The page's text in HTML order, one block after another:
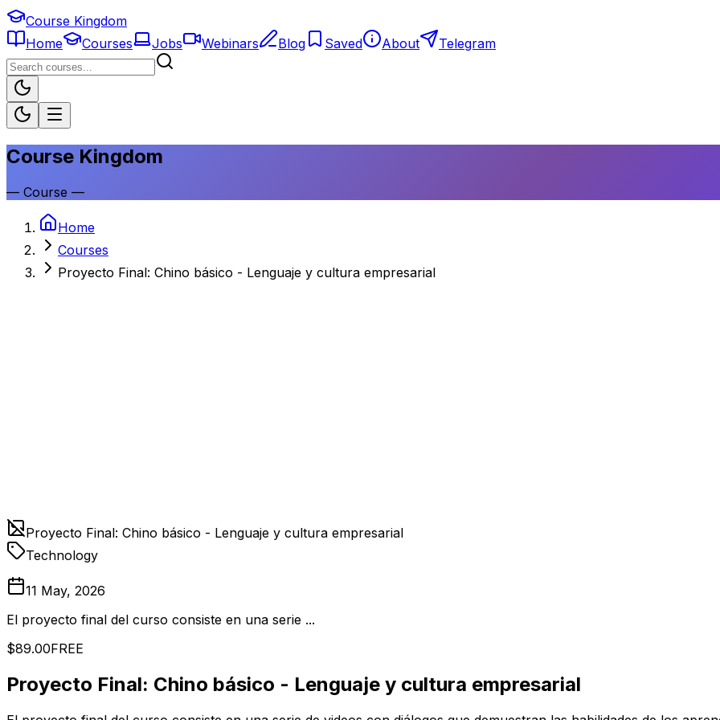
Course Kingdom
Home
Courses Jobs Webinars Blog Saved About Telegram
Course Kingdom
— Course —
Home
Courses
Proyecto Final: Chino básico - Lenguaje y cultura empresarial
Proyecto Final: Chino básico - Lenguaje y cultura empresarial
Technology
11 May, 2026
El proyecto final del curso consiste en una serie ...
$89.00FREE
Proyecto Final: Chino básico - Lenguaje y cultura empresarial